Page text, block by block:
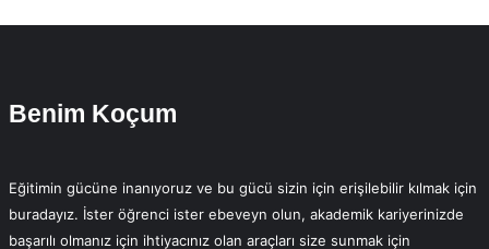
Benim Koçum
Eğitimin gücüne inanıyoruz ve bu gücü sizin için erişilebilir kılmak için
buradayız. İster öğrenci ister ebeveyn olun, akademik kariyerinizde
başarılı olmanız için ihtiyacınız olan araçları size sunmak için